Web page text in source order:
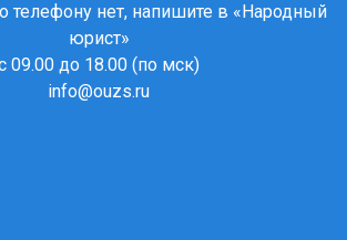
телефону нет, напишите в «Народный
юрист»
09.00 до 18.00 (по мск)
info@ouzs.ru